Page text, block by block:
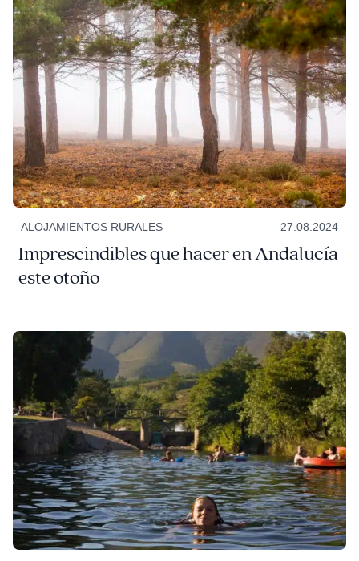
ALOJAMIENTOS RURALES 27.08.2024
Imprescindibles que hacer en Andalucía
este otoño